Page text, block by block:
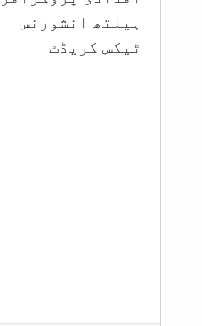
‏ہیلتھ انشورنس
ٹیکس کریڈٹ